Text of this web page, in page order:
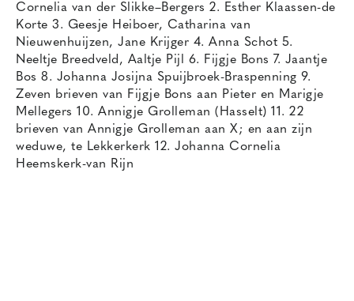
Cornelia van der Slikke–Bergers 2. Esther Klaassen-de
Korte 3. Geesje Heiboer, Catharina van
Nieuwenhuijzen, Jane Krijger 4. Anna Schot 5.
Neeltje Breedveld, Aaltje Pijl 6. Fijgje Bons 7. Jaantje
Bos 8. Johanna Josijna Spuijbroek-Braspenning 9.
Zeven brieven van Fijgje Bons aan Pieter en Marigje
Mellegers 10. Annigje Grolleman (Hasselt) 11. 22
brieven van Annigje Grolleman aan X; en aan zijn
weduwe, te Lekkerkerk 12. Johanna Cornelia
Heemskerk-van Rijn